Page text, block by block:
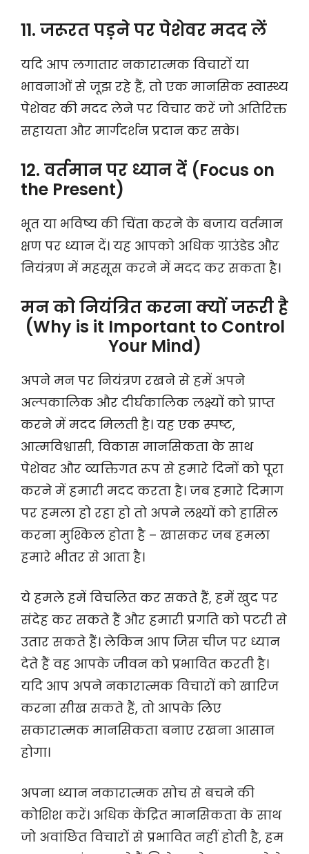
11. जरूरत पड़ने पर पेशेवर मदद लें
यदि आप लगातार नकारात्मक विचारों या
भावनाओं से जूझ रहे हैं, तो एक मानसिक स्वास्थ्य
पेशेवर की मदद लेने पर विचार करें जो अतिरिक्त
सहायता और मार्गदर्शन प्रदान कर सके।
12. वर्तमान पर ध्यान दें (Focus on
the Present)
भूत या भविष्य की चिंता करने के बजाय वर्तमान
क्षण पर ध्यान दें। यह आपको अधिक ग्राउंडेड और
नियंत्रण में महसूस करने में मदद कर सकता है।
मन को नियंत्रित करना क्यों जरूरी है
(Why is it Important to Control
Your Mind)
अपने मन पर नियंत्रण रखने से हमें अपने
अल्पकालिक और दीर्घकालिक लक्ष्यों को प्राप्त
करने में मदद मिलती है। यह एक स्पष्ट,
आत्मविश्वासी, विकास मानसिकता के साथ
पेशेवर और व्यक्तिगत रूप से हमारे दिनों को पूरा
करने में हमारी मदद करता है। जब हमारे दिमाग
पर हमला हो रहा हो तो अपने लक्ष्यों को हासिल
करना मुश्किल होता है – खासकर जब हमला
हमारे भीतर से आता है।
ये हमले हमें विचलित कर सकते हैं, हमें खुद पर
संदेह कर सकते हैं और हमारी प्रगति को पटरी से
उतार सकते हैं। लेकिन आप जिस चीज पर ध्यान
देते हैं वह आपके जीवन को प्रभावित करती है।
यदि आप अपने नकारात्मक विचारों को खारिज
करना सीख सकते हैं, तो आपके लिए
सकारात्मक मानसिकता बनाए रखना आसान
होगा।
अपना ध्यान नकारात्मक सोच से बचने की
कोशिश करें। अधिक केंद्रित मानसिकता के साथ
जो अवांछित विचारों से प्रभावित नहीं होती है, हम